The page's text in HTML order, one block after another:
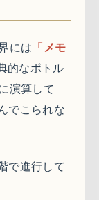
には 「メモ
的なボトル
演算して
でこられな
で進行して